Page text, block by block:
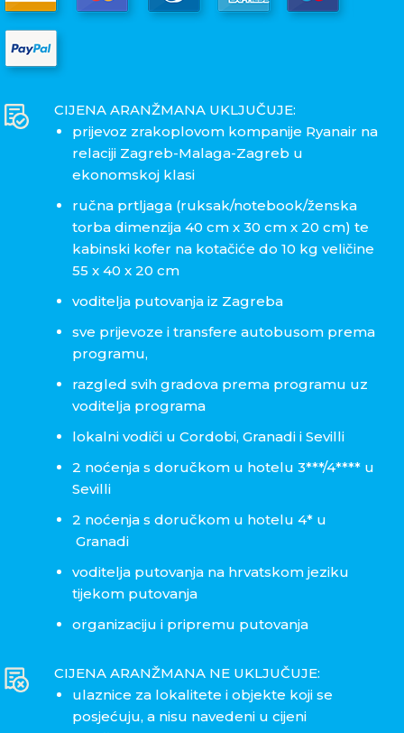
CIJENA ARANŽMANA UKLJUČUJE:
prijevoz zrakoplovom kompanije Ryanair na
relaciji Zagreb-Malaga-Zagreb u
ekonomskoj klasi
ručna prtljaga (ruksak/notebook/ženska
torba dimenzija 40 cm x 30 cm x 20 cm) te
kabinski kofer na kotačiće do 10 kg veličine
55 x 40 x 20 cm
voditelja putovanja iz Zagreba
sve prijevoze i transfere autobusom prema
programu,
razgled svih gradova prema programu uz
voditelja programa
lokalni vodiči u Cordobi, Granadi i Sevilli
2 noćenja s doručkom u hotelu 3***/4**** u
Sevilli
2 noćenja s doručkom u hotelu 4* u
Granadi
voditelja putovanja na hrvatskom jeziku
tijekom putovanja
organizaciju i pripremu putovanja
CIJENA ARANŽMANA NE UKLJUČUJE:
ulaznice za lokalitete i objekte koji se
posjećuju, a nisu navedeni u cijeni